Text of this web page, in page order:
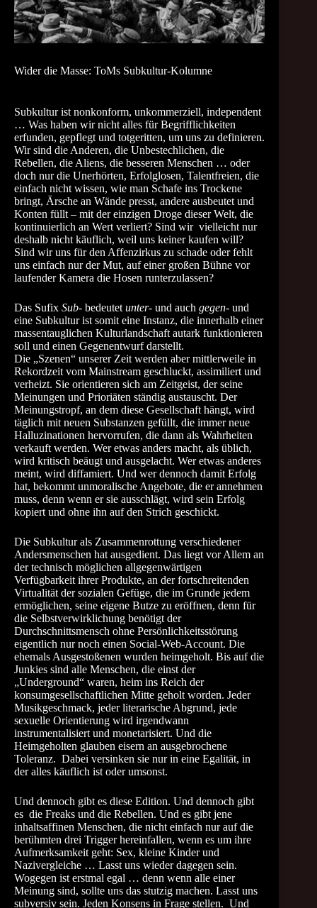
Wider die Masse: ToMs Subkultur-Kolumne
Subkultur ist nonkonform, unkommerziell, independent
… Was haben wir nicht alles für Begrifflichkeiten
erfunden, gepflegt und totgeritten, um uns zu definieren.
Wir sind die Anderen, die Unbestechlichen, die
Rebellen, die Aliens, die besseren Menschen … oder
doch nur die Unerhörten, Erfolglosen, Talentfreien, die
einfach nicht wissen, wie man Schafe ins Trockene
bringt, Ärsche an Wände presst, andere ausbeutet und
Konten füllt – mit der einzigen Droge dieser Welt, die
kontinuierlich an Wert verliert? Sind wir vielleicht nur
deshalb nicht käuflich, weil uns keiner kaufen will?
Sind wir uns für den Affenzirkus zu schade oder fehlt
uns einfach nur der Mut, auf einer großen Bühne vor
laufender Kamera die Hosen runterzulassen?
Das Sufix Sub- bedeutet unter- und auch gegen- und
eine Subkultur ist somit eine Instanz, die innerhalb einer
massentauglichen Kulturlandschaft autark funktionieren
soll und einen Gegenentwurf darstellt.
Die „Szenen“ unserer Zeit werden aber mittlerweile in
Rekordzeit vom Mainstream geschluckt, assimiliert und
verheizt. Sie orientieren sich am Zeitgeist, der seine
Meinungen und Prioriäten ständig austauscht. Der
Meinungstropf, an dem diese Gesellschaft hängt, wird
täglich mit neuen Substanzen gefüllt, die immer neue
Halluzinationen hervorrufen, die dann als Wahrheiten
verkauft werden. Wer etwas anders macht, als üblich,
wird kritisch beäugt und ausgelacht. Wer etwas anderes
meint, wird diffamiert. Und wer dennoch damit Erfolg
hat, bekommt unmoralische Angebote, die er annehmen
muss, denn wenn er sie ausschlägt, wird sein Erfolg
kopiert und ohne ihn auf den Strich geschickt.
Die Subkultur als Zusammenrottung verschiedener
Andersmenschen hat ausgedient. Das liegt vor Allem an
der technisch möglichen allgegenwärtigen
Verfügbarkeit ihrer Produkte, an der fortschreitenden
Virtualität der sozialen Gefüge, die im Grunde jedem
ermöglichen, seine eigene Butze zu eröffnen, denn für
die Selbstverwirklichung benötigt der
Durchschnittsmensch ohne Persönlichkeitsstörung
eigentlich nur noch einen Social-Web-Account. Die
ehemals Ausgestoßenen wurden heimgeholt. Bis auf die
Junkies sind alle Menschen, die einst der
„Underground“ waren, heim ins Reich der
konsumgesellschaftlichen Mitte geholt worden. Jeder
Musikgeschmack, jeder literarische Abgrund, jede
sexuelle Orientierung wird irgendwann
instrumentalisiert und monetarisiert. Und die
Heimgeholten glauben eisern an ausgebrochene
Toleranz. Dabei versinken sie nur in eine Egalität, in
der alles käuflich ist oder umsonst.
Und dennoch gibt es diese Edition. Und dennoch gibt
es die Freaks und die Rebellen. Und es gibt jene
inhaltsaffinen Menschen, die nicht einfach nur auf die
berühmten drei Trigger hereinfallen, wenn es um ihre
Aufmerksamkeit geht: Sex, kleine Kinder und
Nazivergleiche … Lasst uns wieder dagegen sein.
Wogegen ist erstmal egal … denn wenn alle einer
Meinung sind, sollte uns das stutzig machen. Lasst uns
subversiv sein. Jeden Konsens in Frage stellen. Und